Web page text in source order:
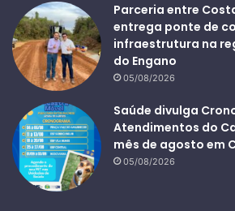
Parceria entre
entrega ponte de
infraestrutura na
do Engano
05/08/2026
Saúde divulga
Atendimentos do
mês de agosto em
05/08/2026